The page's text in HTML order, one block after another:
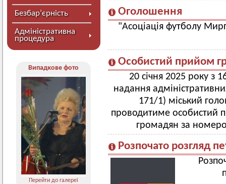
Безбар’єрність
Адміністративна
процедура
Випадкове фото
Перейти до галереї
Оголошення
"Асоціація футболу
Особистий прийом
20 січня 2025 року з
надання
171/1) міський
проводитиме особистий
громадян за
Розпочато розгляд